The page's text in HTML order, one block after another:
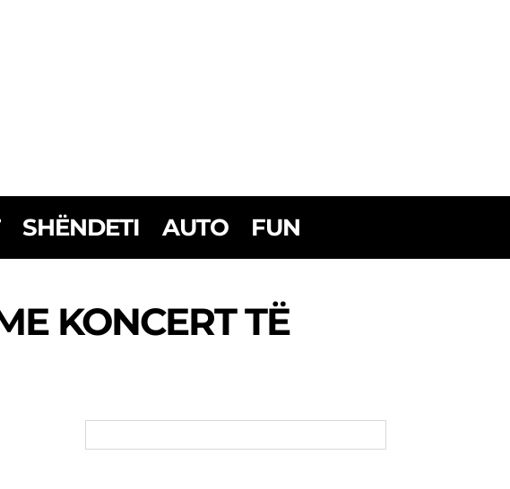
SHËNDETI AUTO FUN
KONCERT TË